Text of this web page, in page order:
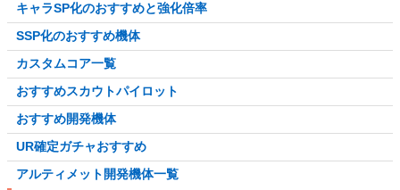
キャラSP化のおすすめと強化倍率
SSP化のおすすめ機体
カスタムコア一覧
おすすめスカウトパイロット
おすすめ開発機体
UR確定ガチャおすすめ
アルティメット開発機体一覧